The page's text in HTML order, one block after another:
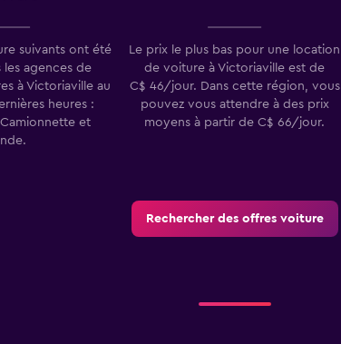
suivants ont été
les agences de
à Victoriaville au
heures :
et
Le prix le plus bas pour une location
de voiture à Victoriaville est de
C$ 46/jour. Dans cette région, vous
pouvez vous attendre à des prix
moyens à partir de C$ 66/jour.
Rechercher des offres voiture